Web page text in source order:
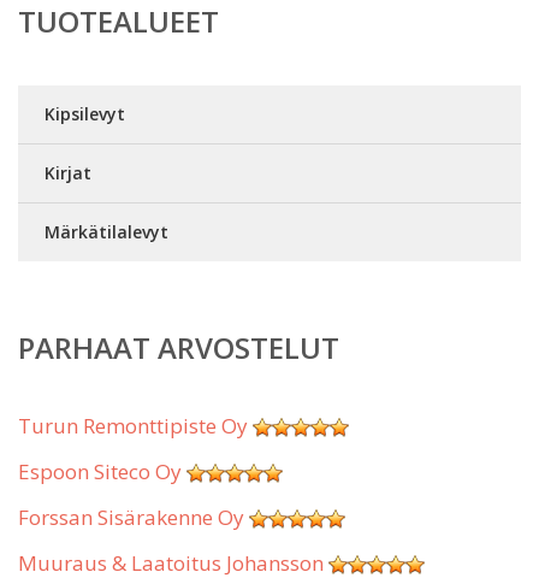
TUOTEALUEET
Kipsilevyt
Kirjat
Märkätilalevyt
PARHAAT ARVOSTELUT
Turun Remonttipiste Oy
Espoon Siteco Oy
Forssan Sisärakenne Oy
Muuraus & Laatoitus Johansson